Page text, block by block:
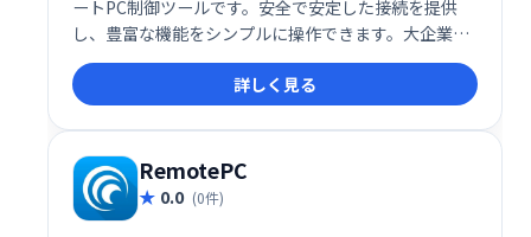
ートPC制御ツールです。安全で安定した接続を提供
し、豊富な機能をシンプルに操作できます。大企業向
けサイトライセンスや、個人利用可能な無料版も用
意。導入前に無料版で機能を試せるので、安心してご
利用いただけます。
詳しく見る
RemotePC
0.0 (0件)